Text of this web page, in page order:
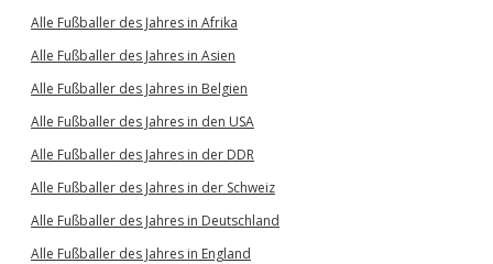
Alle Fußballer des Jahres in Afrika
Alle Fußballer des Jahres in Asien
Alle Fußballer des Jahres in Belgien
Alle Fußballer des Jahres in den USA
Alle Fußballer des Jahres in der DDR
Alle Fußballer des Jahres in der Schweiz
Alle Fußballer des Jahres in Deutschland
Alle Fußballer des Jahres in England